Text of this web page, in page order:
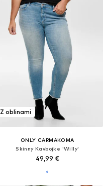
Z oblinami
ONLY CARMAKOMA
Skinny Kavbojke 'Willy'
49,99 €